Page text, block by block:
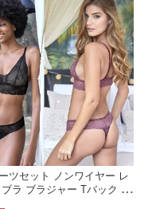
ツセット ノンワイヤー レ
ラ ブラジャー Tバック 下
インポート ショーツセット